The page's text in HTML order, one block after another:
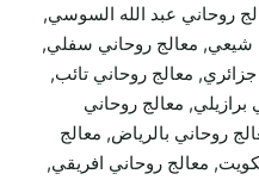
روحاني عبد الله السوسي,
شيعي, معالج روحاني سفلي,
معالج روحاني تائب,
معالج روحاني
روحاني بالرياض, معالج
معالج روحاني افريقي,